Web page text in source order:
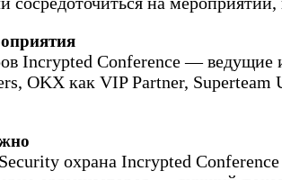
Incrypted Conference — ведущие
OKX как VIP Partner,
охрана Incrypted